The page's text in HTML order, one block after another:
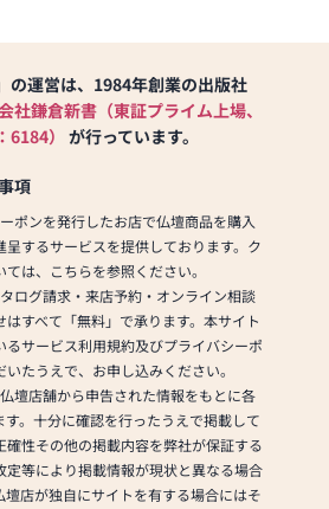
の運営は、1984年創業の出版社
社鎌倉新書（東証プライム上場、
） が行っています。
項
ポンを発行したお店で仏壇商品を購入
呈するサービスを提供しております。ク
は、こちらを参照ください。
ログ請求・来店予約・オンライン相談
すべて「無料」で承ります。本サイト
るサービス利用規約及びプライバシーポ
たうえで、お申し込みください。
壇店舗から申告された情報をもとに各
。十分に確認を行ったうえで掲載して
確性その他の掲載内容を弊社が保証する
定等により掲載情報が現状と異なる場合
壇店が独自にサイトを有する場合にはそ